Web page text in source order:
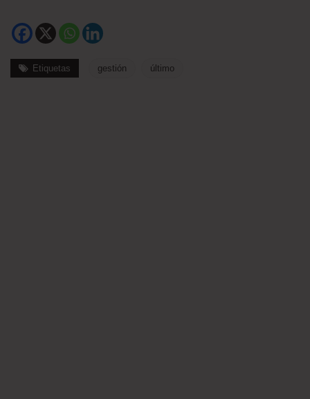
Etiquetas gestión último